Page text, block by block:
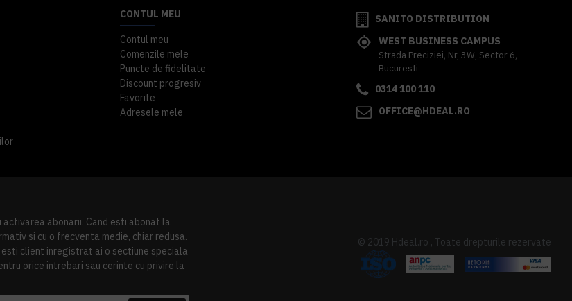
CONTUL MEU
Contul meu
Comenzile mele
Puncte de fidelitate
Discount progresiv
Favorite
Adresele mele
SANITO DISTRIBUTION
WEST BUSINESS CAMPUS
Strada Preciziei, Nr, 3W, Sector 6,
Bucuresti
0314 100 110
OFFICE@HDEAL.RO
abonarii. Cand esti abonat la
si cu o frecventa medie, chiar redusa.
client inregistrat ai o sectiune speciala
orice intrebari sau cerinte cu privire la
© 2019 Hdeal.ro , Toate drepturile rezervate